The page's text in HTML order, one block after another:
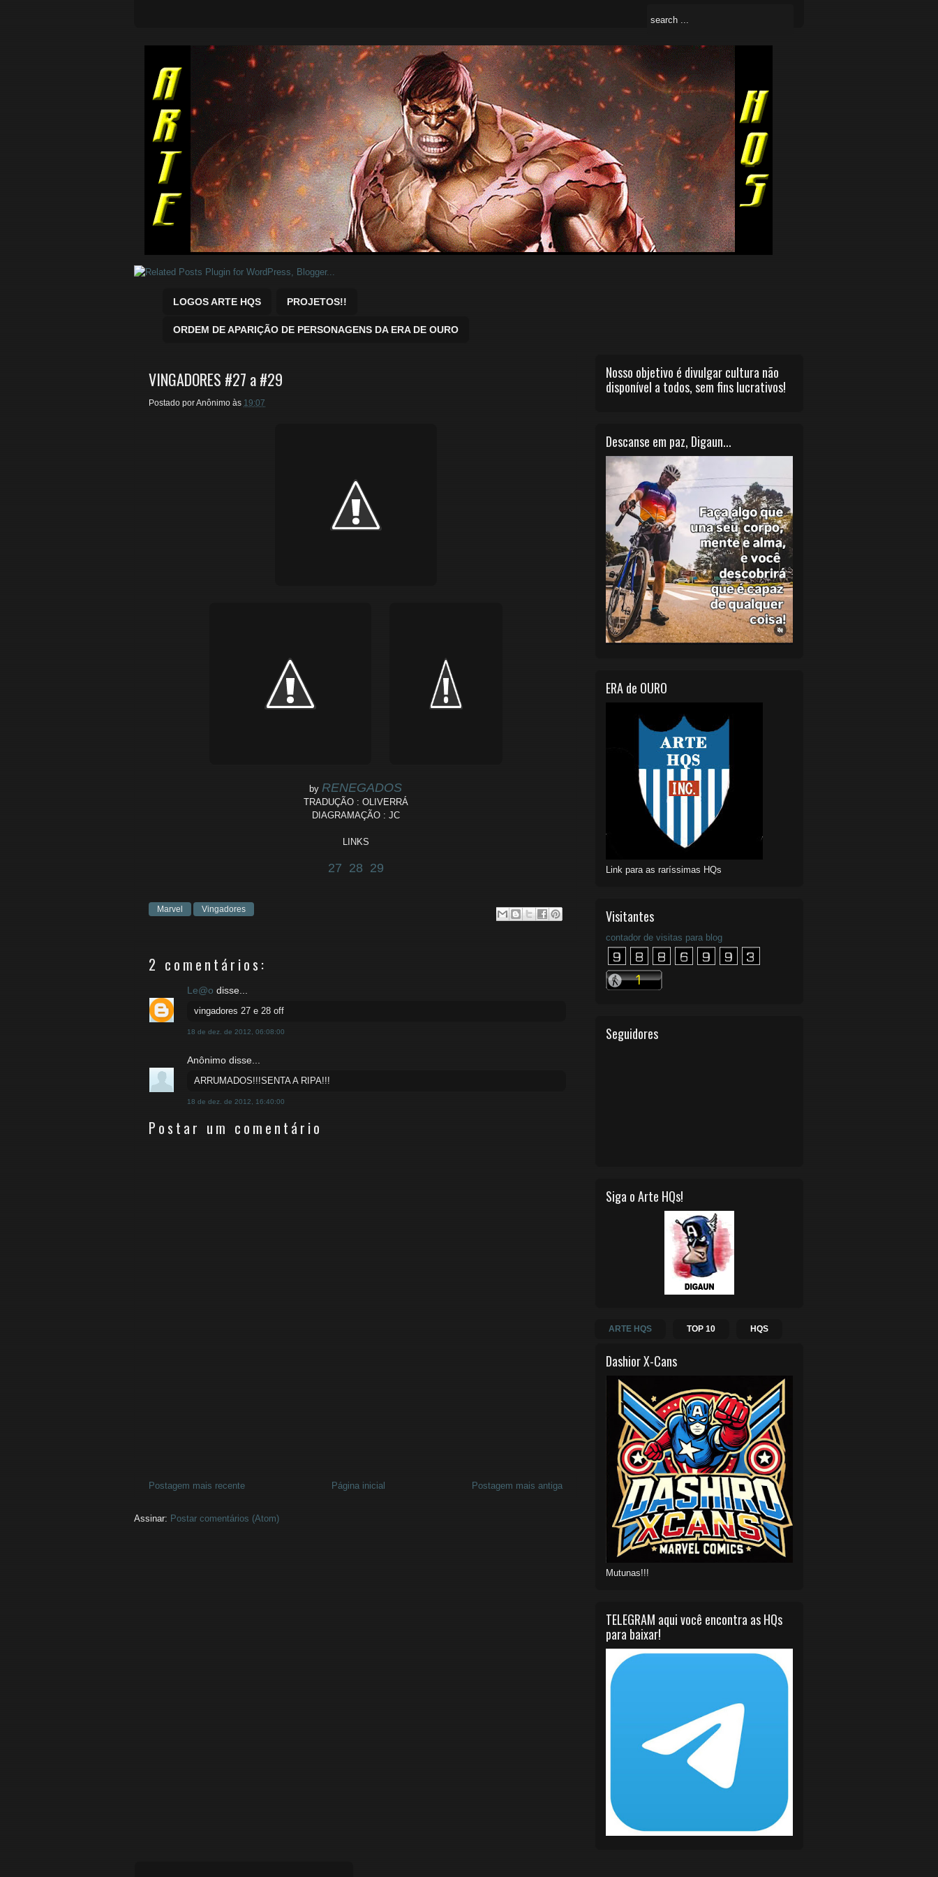
Quadrinhos Marvel e DC para baixar.
LOGOS ARTE HQS PROJETOS!!
ORDEM DE APARIÇÃO DE PERSONAGENS DA ERA DE OURO
VINGADORES #27 a #29
Postado porAnônimo às 19:07
by RENEGADOS
TRADUÇÃO : OLIVERRÁ
DIAGRAMAÇÃO : JC
LINKS
27 28 29
Marvel Vingadores
2 comentários:
Le@o disse...
vingadores 27 e 28 off
18 de dez. de 2012, 06:08:00
Anônimo disse...
ARRUMADOS!!!SENTA A RIPA!!!
18 de dez. de 2012, 16:40:00
Postar um comentário
Postagem mais recente Postagem mais antiga
Página inicial
Assinar: Postar comentários (Atom)
Nosso objetivo é divulgar cultura não
disponível a todos, sem fins lucrativos!
Descanse em paz, Digaun...
ERA de OURO
Link para as raríssimas HQs
Visitantes
contador de visitas para blog
Seguidores
Siga o Arte HQs!
ARTE HQS TOP 10 HQS
Dashior X-Cans
Mutunas!!!
TELEGRAM aqui você encontra as HQs
para baixar!